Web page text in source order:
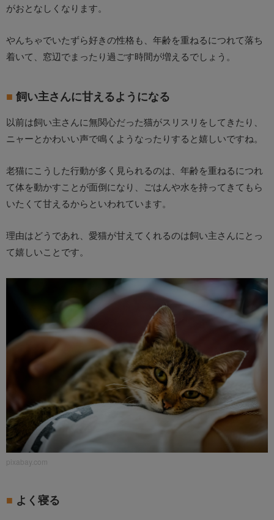
がおとなしくなります。
やんちゃでいたずら好きの性格も、年齢を重ねるにつれて落ち
着いて、窓辺でまったり過ごす時間が増えるでしょう。
飼い主さんに甘えるようになる
以前は飼い主さんに無関心だった猫がスリスリをしてきたり、
ニャーとかわいい声で鳴くようなったりすると嬉しいですね。
老猫にこうした行動が多く見られるのは、年齢を重ねるにつれ
て体を動かすことが面倒になり、ごはんや水を持ってきてもら
いたくて甘えるからといわれています。
理由はどうであれ、愛猫が甘えてくれるのは飼い主さんにとっ
て嬉しいことです。
pixabay.com
よく寝る